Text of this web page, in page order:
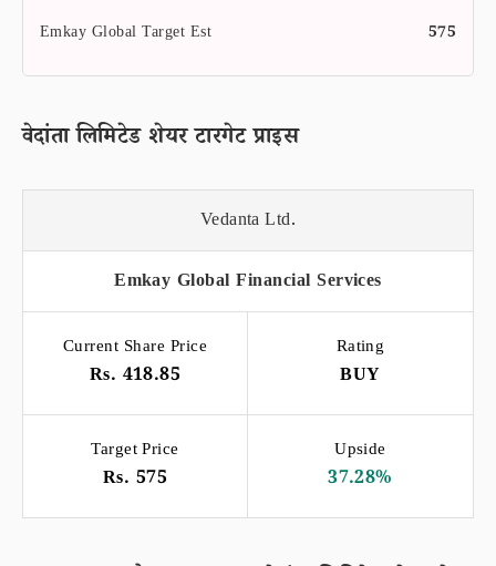
Emkay Global Target Est
575
वेदांता लिमिटेड शेयर टारगेट प्राइस
Vedanta Ltd.
Emkay Global Financial Services
Current Share Price
Rs. 418.85
Rating
BUY
Target Price
Rs. 575
Upside
37.28%